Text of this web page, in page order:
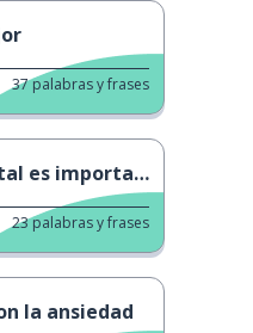
37palabras y frases
es importante
23palabras y frases
la ansiedad